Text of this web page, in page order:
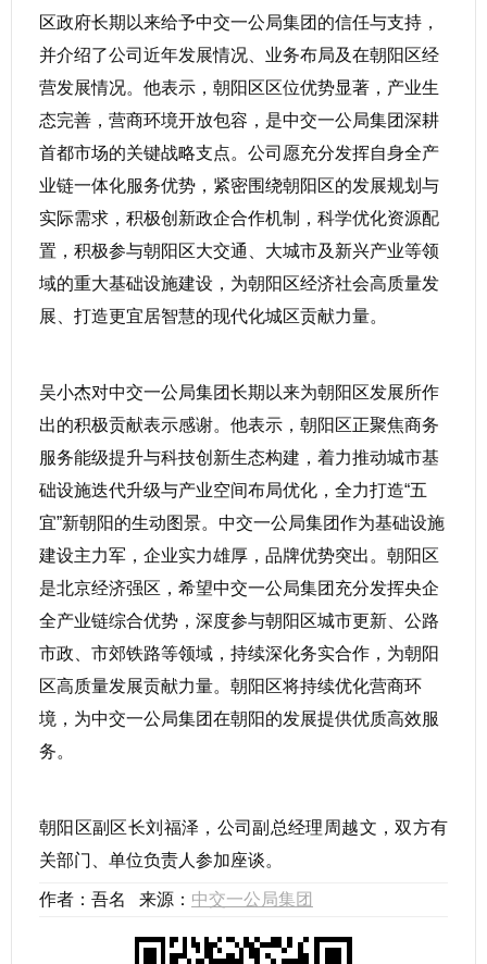
区政府长期以来给予中交一公局集团的信任与支持，
并介绍了公司近年发展情况、业务布局及在朝阳区经
营发展情况。他表示，朝阳区区位优势显著，产业生
态完善，营商环境开放包容，是中交一公局集团深耕
首都市场的关键战略支点。公司愿充分发挥自身全产
业链一体化服务优势，紧密围绕朝阳区的发展规划与
实际需求，积极创新政企合作机制，科学优化资源配
置，积极参与朝阳区大交通、大城市及新兴产业等领
域的重大基础设施建设，为朝阳区经济社会高质量发
展、打造更宜居智慧的现代化城区贡献力量。
吴小杰对中交一公局集团长期以来为朝阳区发展所作
出的积极贡献表示感谢。他表示，朝阳区正聚焦商务
服务能级提升与科技创新生态构建，着力推动城市基
础设施迭代升级与产业空间布局优化，全力打造“五
宜”新朝阳的生动图景。中交一公局集团作为基础设施
建设主力军，企业实力雄厚，品牌优势突出。朝阳区
是北京经济强区，希望中交一公局集团充分发挥央企
全产业链综合优势，深度参与朝阳区城市更新、公路
市政、市郊铁路等领域，持续深化务实合作，为朝阳
区高质量发展贡献力量。朝阳区将持续优化营商环
境，为中交一公局集团在朝阳的发展提供优质高效服
务。
朝阳区副区长刘福泽，公司副总经理周越文，双方有
关部门、单位负责人参加座谈。
作者：吾名 来源： 中交一公局集团